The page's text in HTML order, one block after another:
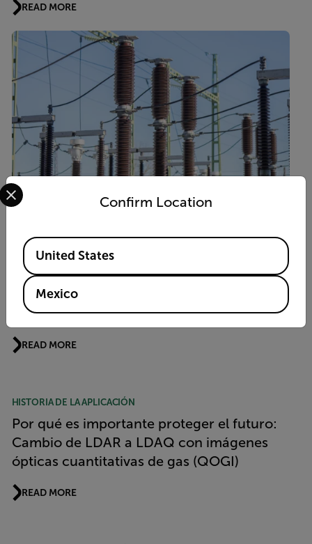
READ MORE
HISTORIA DE LA APLICACIÓN
De cero adivinanzas a cero interrupciones:
Cómo Flir y Hi-Tech permitieron la
transformación inteligente de la
subestación de NALCO
READ MORE
HISTORIA DE LA APLICACIÓN
Por qué es importante proteger el futuro:
Cambio de LDAR a LDAQ con imágenes
ópticas cuantitativas de gas (QOGI)
READ MORE
Confirm Location
Select your preferred country and language from the
Available Locations
United States
Mexico